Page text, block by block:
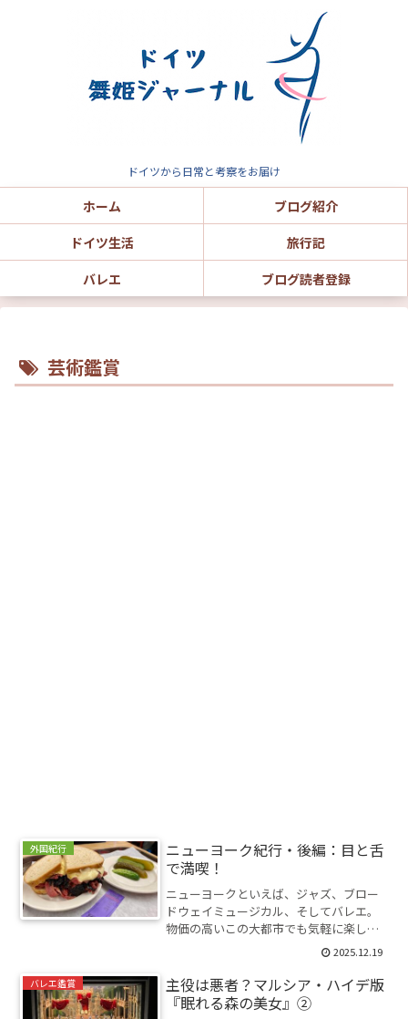
ドイツから日常と考察をお届け
ホーム
ブログ紹介
ドイツ生活
旅行記
バレエ
ブログ読者登録
芸術鑑賞
外国紀行
ニューヨーク紀行・後編：目と舌
で満喫！
ニューヨークといえば、ジャズ、ブロー
ドウェイミュージカル、そしてバレエ。
物価の高いこの大都市でも気軽に楽しめ
2025.12.19
バレエ鑑賞
主役は悪者？マルシア・ハイデ版
『眠れる森の美女』②